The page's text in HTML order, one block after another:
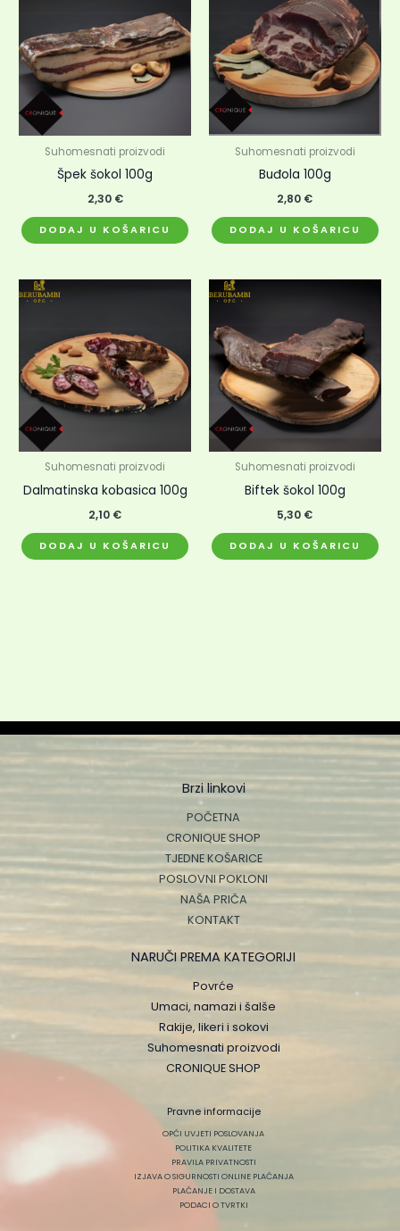
Suhomesnati proizvodi
Špek šokol 100g
2,30 €
DODAJ U KOŠARICU
Suhomesnati proizvodi
Buđola 100g
2,80 €
DODAJ U KOŠARICU
Suhomesnati proizvodi
Dalmatinska kobasica 100g
2,10 €
DODAJ U KOŠARICU
Suhomesnati proizvodi
Biftek šokol 100g
5,30 €
DODAJ U KOŠARICU
Brzi linkovi
POČETNA
CRONIQUE SHOP
TJEDNE KOŠARICE
POSLOVNI POKLONI
NAŠA PRIČA
KONTAKT
NARUČI PREMA KATEGORIJI
Povrće
Umaci, namazi i šalše
Rakije, likeri i sokovi
Suhomesnati proizvodi
CRONIQUE SHOP
Pravne informacije
OPĆI UVJETI POSLOVANJA
POLITIKA KVALITETE
PRAVILA PRIVATNOSTI
IZJAVA O SIGURNOSTI ONLINE PLAĆANJA
PLAĆANJE I DOSTAVA
PODACI O TVRTKI